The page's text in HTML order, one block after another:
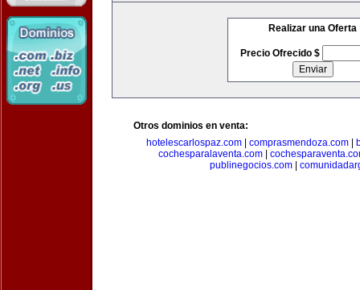
Realizar una Oferta
Precio Ofrecido $
Otros dominios en venta:
hotelescarlospaz.com| comprasmendoza.com|
cochesparalaventa.com
publinegocios.com|